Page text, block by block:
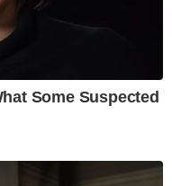
Some Suspected